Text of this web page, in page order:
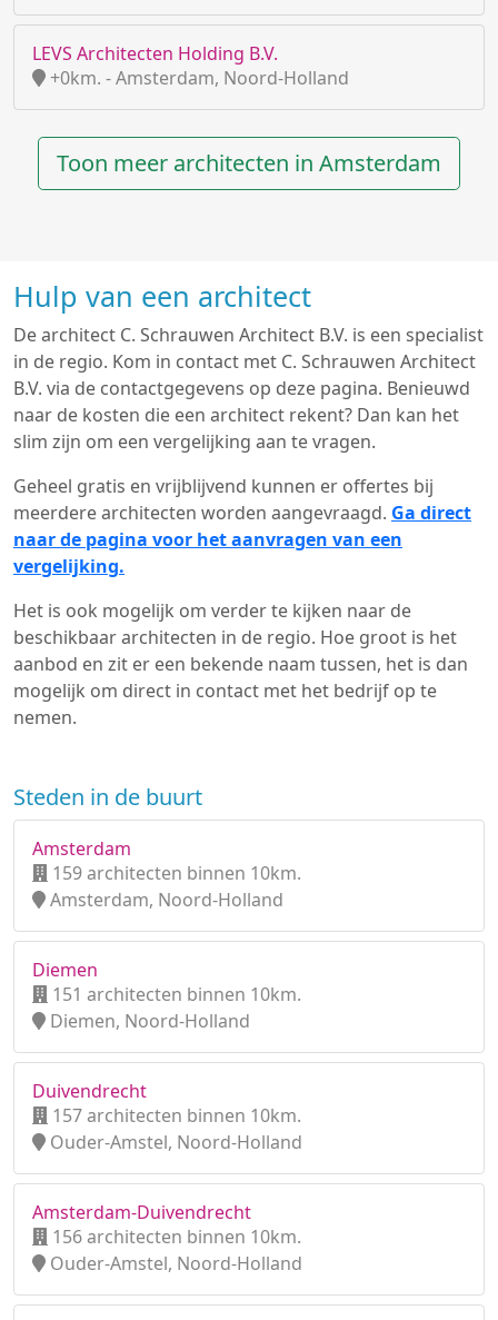
LEVS Architecten Holding B.V.
+0km. - Amsterdam, Noord-Holland
Toon meer architecten in Amsterdam
Hulp van een architect
De architect C. Schrauwen Architect B.V. is een specialist
in de regio. Kom in contact met C. Schrauwen Architect
B.V. via de contactgegevens op deze pagina. Benieuwd
naar de kosten die een architect rekent? Dan kan het
slim zijn om een vergelijking aan te vragen.
Geheel gratis en vrijblijvend kunnen er offertes bij
meerdere architecten worden aangevraagd. Ga direct
naar de pagina voor het aanvragen van een
vergelijking.
Het is ook mogelijk om verder te kijken naar de
beschikbaar architecten in de regio. Hoe groot is het
aanbod en zit er een bekende naam tussen, het is dan
mogelijk om direct in contact met het bedrijf op te
nemen.
Steden in de buurt
Amsterdam
159 architecten binnen 10km.
Amsterdam, Noord-Holland
Diemen
151 architecten binnen 10km.
Diemen, Noord-Holland
Duivendrecht
157 architecten binnen 10km.
Ouder-Amstel, Noord-Holland
Amsterdam-Duivendrecht
156 architecten binnen 10km.
Ouder-Amstel, Noord-Holland